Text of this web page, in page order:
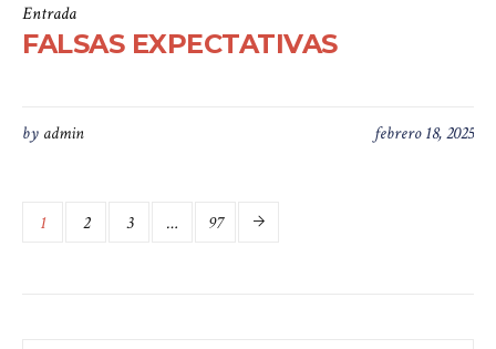
Entrada
FALSAS EXPECTATIVAS
febrero 18, 2025
by admin
1 2 3 … 97